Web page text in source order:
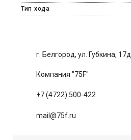
Тип хода
г. Белгород, ул. Губкина, 17д
Компания "75F"
+7 (4722) 500-422
mail@75f.ru